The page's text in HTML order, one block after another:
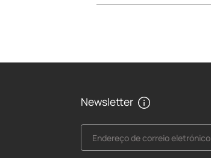
Newsletter
Endereço de correio eletrónico